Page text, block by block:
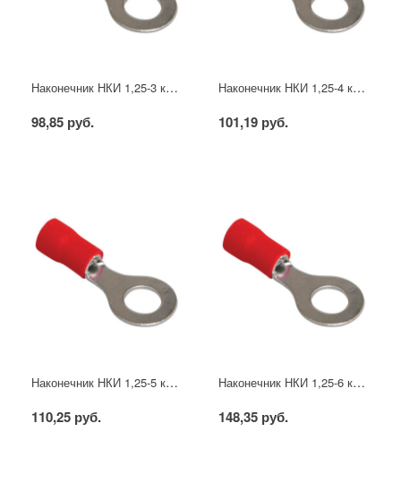
Наконечник НКИ 1,25-3 кольцо 0,5-1,5мм (20шт/упак) IEK
98,85 руб.
Наконечник НКИ 1,25-4 кольцо 0,5-1,5мм (20шт/упак) IEK
101,19 руб.
Наконечник НКИ 1,25-5 кольцо 0,5-1,5мм (20шт/упак) IEK
110,25 руб.
Наконечник НКИ 1,25-6 кольцо 0,5-1,5мм (20шт/упак) IEK
148,35 руб.